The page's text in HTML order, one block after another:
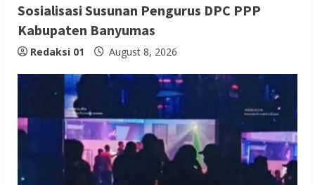
Sosialisasi Susunan Pengurus DPC PPP
Kabupaten Banyumas
Redaksi 01 August 8, 2026